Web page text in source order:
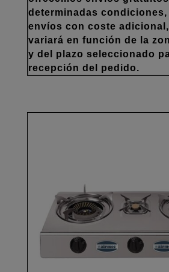
determinadas condiciones,
envíos con coste adicional,
variará en función de la
y del plazo seleccionado
recepción del pedido.